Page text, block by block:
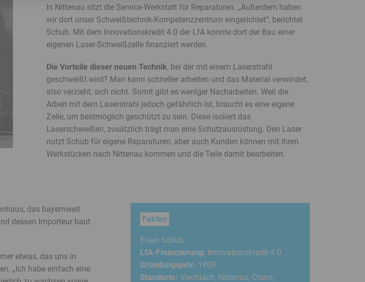
In Nittenau sitzt die Service-Werkstatt für Reparaturen. „Außerdem haben
wir dort unser Schweißtechnik-Kompetenzzentrum eingerichtet”, berichtet
Schub. Mit dem Innovationskredit 4.0 der LfA konnte dort der Bau einer
eigenen Laser-Schweißzelle finanziert werden.
Die Vorteile dieser neuen Technik, bei der mit einem Laserstrahl
geschweißt wird? Man kann schneller arbeiten und das Material verwindet,
also verzieht, sich nicht. Somit gibt es weniger Nacharbeiten. Weil die
Arbeit mit dem Laserstrahl jedoch gefährlich ist, braucht es eine eigene
Zelle, um bestmöglich geschützt zu sein. Diese isoliert das
Laserschweißen, zusätzlich trägt man eine Schutzausrüstung. Den Laser
nutzt Schub für eigene Reparaturen, aber auch Kunden können mit ihren
Werkstücken nach Nittenau kommen und die Teile damit bearbeiten.
das bayernweit
dessen Importeur baut
etwas, das uns in
„Ich habe einfach eine
Fakten
Eisen Schub
LfA-Finanzierung: Innovationskredit 4.0
Gründungsjahr: 1809
Standorte: Viechtach, Nittenau, Cham,